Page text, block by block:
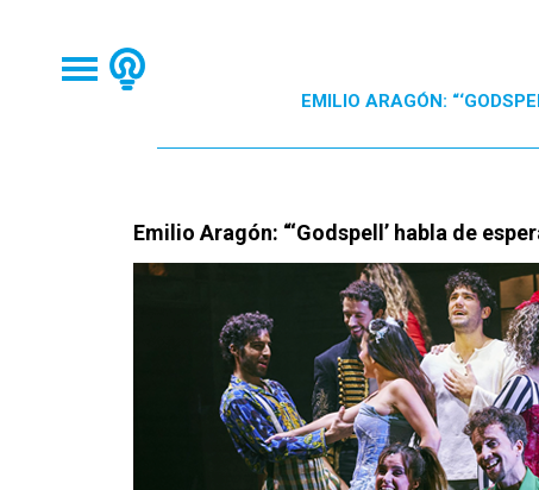
EMILIO ARAGÓN:
Emilio Aragón: “‘Godspell’ habla de